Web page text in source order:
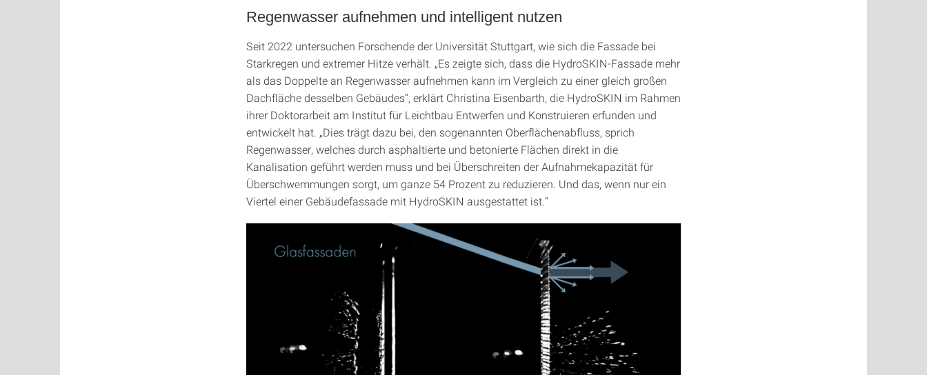
Regenwasser aufnehmen und intelligent nutzen
Seit 2022 untersuchen Forschende der Universität Stuttgart, wie sich die Fassade bei
Starkregen und extremer Hitze verhält. „Es zeigte sich, dass die HydroSKIN-Fassade mehr
als das Doppelte an Regenwasser aufnehmen kann im Vergleich zu einer gleich großen
Dachfläche desselben Gebäudes“, erklärt Christina Eisenbarth, die HydroSKIN im Rahmen
ihrer Doktorarbeit am Institut für Leichtbau Entwerfen und Konstruieren erfunden und
entwickelt hat. „Dies trägt dazu bei, den sogenannten Oberflächenabfluss, sprich
Regenwasser, welches durch asphaltierte und betonierte Flächen direkt in die
Kanalisation geführt werden muss und bei Überschreiten der Aufnahmekapazität für
Überschwemmungen sorgt, um ganze 54 Prozent zu reduzieren. Und das, wenn nur ein
Viertel einer Gebäudefassade mit HydroSKIN ausgestattet ist.“